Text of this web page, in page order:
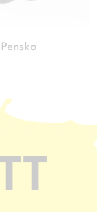
Pensko